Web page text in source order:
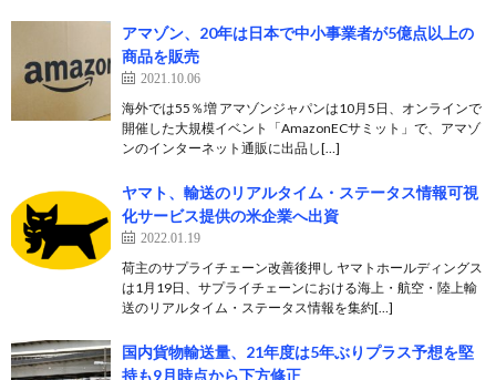
アマゾン、20年は日本で中小事業者が5億点以上の
商品を販売
2021.10.06
海外では55％増 アマゾンジャパンは10月5日、オンラインで
開催した大規模イベント「AmazonECサミット」で、アマゾ
ンのインターネット通販に出品し[…]
ヤマト、輸送のリアルタイム・ステータス情報可視
化サービス提供の米企業へ出資
2022.01.19
荷主のサプライチェーン改善後押し ヤマトホールディングス
は1月19日、サプライチェーンにおける海上・航空・陸上輸
送のリアルタイム・ステータス情報を集約[…]
国内貨物輸送量、21年度は5年ぶりプラス予想を堅
持も9月時点から下方修正